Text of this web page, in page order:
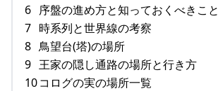
6 序盤の進め方と知っておくべきこと
7 時系列と世界線の考察
8 鳥望台(塔)の場所
9 王家の隠し通路の場所と行き方
10コログの実の場所一覧